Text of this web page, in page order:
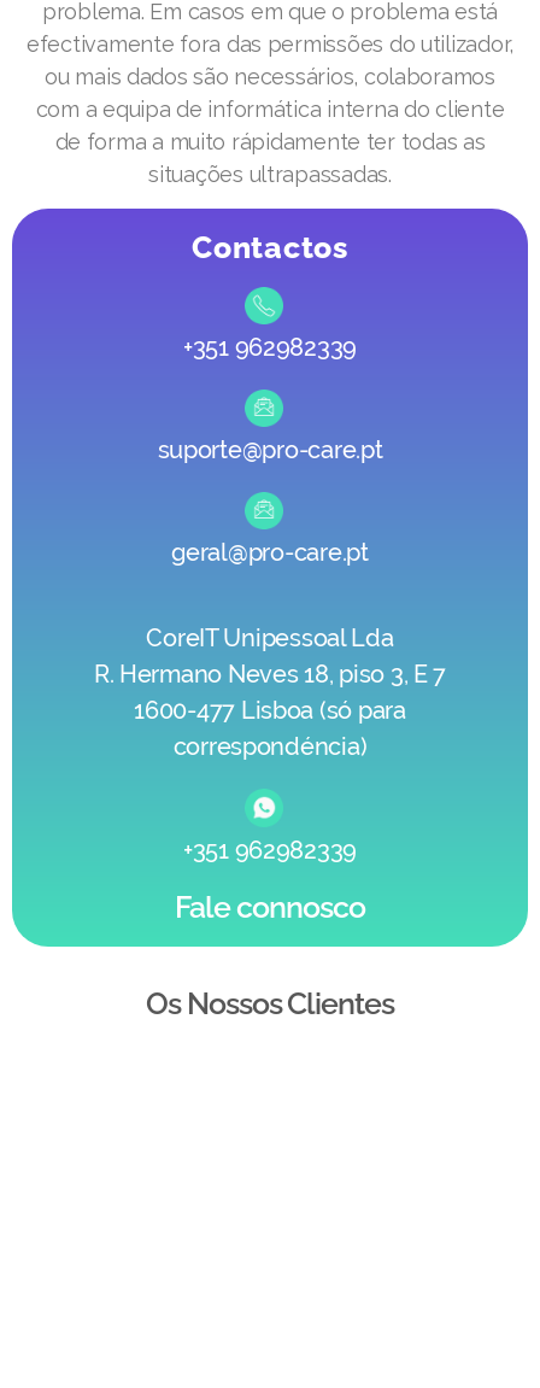
problema. Em casos em que o problema está
efectivamente fora das permissões do utilizador,
ou mais dados são necessários, colaboramos
com a equipa de informática interna do cliente
de forma a muito rápidamente ter todas as
situações ultrapassadas.
Contactos
+351 962982339
suporte@pro-care.pt
geral@pro-care.pt
CoreIT Unipessoal Lda
R. Hermano Neves 18, piso 3, E 7
1600-477 Lisboa (só para
correspondéncia)
+351 962982339
Fale connosco
Os Nossos Clientes